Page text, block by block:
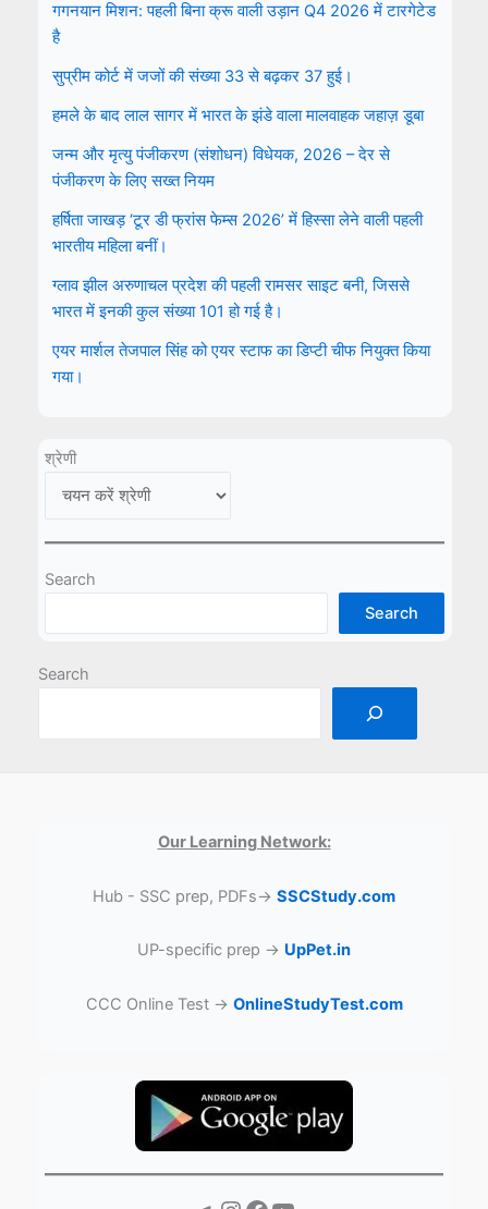
गगनयान मिशन: पहली बिना क्रू वाली उड़ान Q4 2026 में टारगेटेड
है
सुप्रीम कोर्ट में जजों की संख्या 33 से बढ़कर 37 हुई।
हमले के बाद लाल सागर में भारत के झंडे वाला मालवाहक जहाज़ डूबा
जन्म और मृत्यु पंजीकरण (संशोधन) विधेयक, 2026 – देर से
पंजीकरण के लिए सख्त नियम
हर्षिता जाखड़ ‘टूर डी फ्रांस फेम्स 2026’ में हिस्सा लेने वाली पहली
भारतीय महिला बनीं।
ग्लाव झील अरुणाचल प्रदेश की पहली रामसर साइट बनी, जिससे
भारत में इनकी कुल संख्या 101 हो गई है।
एयर मार्शल तेजपाल सिंह को एयर स्टाफ का डिप्टी चीफ नियुक्त किया
गया।
श्रेणी
Search
Search
Search
Our Learning Network:
Hub - SSC prep, PDFs→ SSCStudy.com
UP-specific prep → UpPet.in
CCC Online Test → OnlineStudyTest.com